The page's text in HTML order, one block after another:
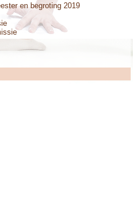
en begroting 2019